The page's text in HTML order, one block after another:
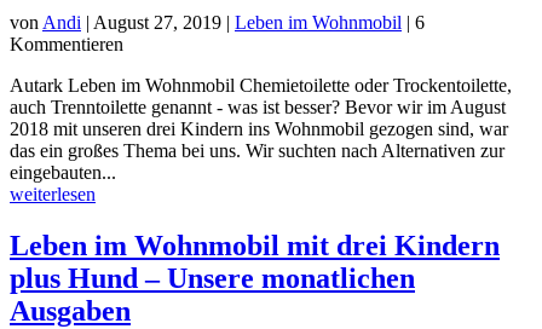
von Andi | August 27, 2019 | Leben im Wohnmobil | 6
Kommentieren
Autark Leben im Wohnmobil Chemietoilette oder Trockentoilette,
auch Trenntoilette genannt - was ist besser? Bevor wir im August
2018 mit unseren drei Kindern ins Wohnmobil gezogen sind, war
das ein großes Thema bei uns. Wir suchten nach Alternativen zur
eingebauten...
weiterlesen
Leben im Wohnmobil mit drei Kindern
plus Hund – Unsere monatlichen
Ausgaben